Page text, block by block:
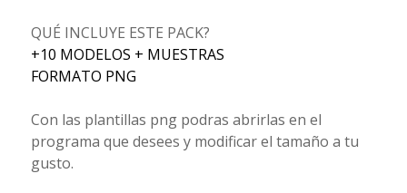
QUÉ INCLUYE ESTE PACK?
+10 MODELOS + MUESTRAS
FORMATO PNG
Con las plantillas png podras abrirlas en el
programa que desees y modificar el tamaño a tu
gusto.